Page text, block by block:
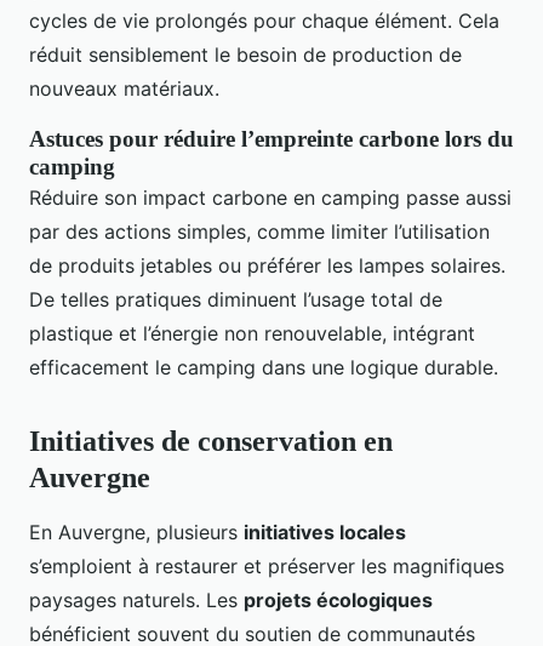
cycles de vie prolongés pour chaque élément. Cela
réduit sensiblement le besoin de production de
nouveaux matériaux.
Astuces pour réduire l’empreinte carbone lors du
camping
Réduire son impact carbone en camping passe aussi
par des actions simples, comme limiter l’utilisation
de produits jetables ou préférer les lampes solaires.
De telles pratiques diminuent l’usage total de
plastique et l’énergie non renouvelable, intégrant
efficacement le camping dans une logique durable.
Initiatives de conservation en
Auvergne
En Auvergne, plusieurs initiatives locales
s’emploient à restaurer et préserver les magnifiques
paysages naturels. Les projets écologiques
bénéficient souvent du soutien de communautés